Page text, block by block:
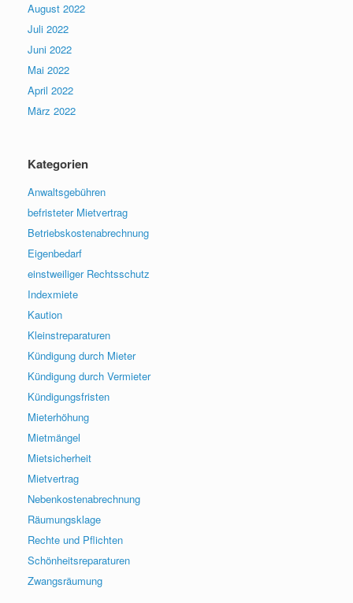
August 2022
Juli 2022
Juni 2022
Mai 2022
April 2022
März 2022
Kategorien
Anwaltsgebühren
befristeter Mietvertrag
Betriebskostenabrechnung
Eigenbedarf
einstweiliger Rechtsschutz
Indexmiete
Kaution
Kleinstreparaturen
Kündigung durch Mieter
Kündigung durch Vermieter
Kündigungsfristen
Mieterhöhung
Mietmängel
Mietsicherheit
Mietvertrag
Nebenkostenabrechnung
Räumungsklage
Rechte und Pflichten
Schönheitsreparaturen
Zwangsräumung